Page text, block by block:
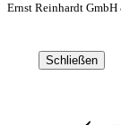
Ernst Reinhardt
Schließen